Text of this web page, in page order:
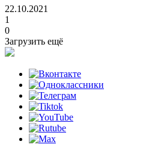
22.10.2021
1
0
Загрузить ещё